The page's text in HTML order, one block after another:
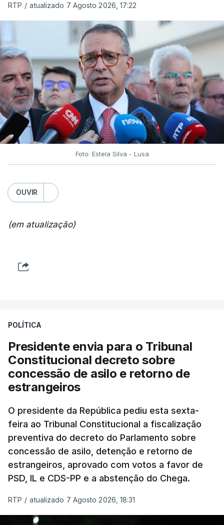
RTP / atualizado 7 Agosto 2026, 17:22
Foto: Estela Silva - Lusa
OUVIR
(em atualização)
POLÍTICA
Presidente envia para o Tribunal
Constitucional decreto sobre
concessão de asilo e retorno de
estrangeiros
O presidente da República pediu esta sexta-
feira ao Tribunal Constitucional a fiscalização
preventiva do decreto do Parlamento sobre
concessão de asilo, detenção e retorno de
estrangeiros, aprovado com votos a favor de
PSD, IL e CDS-PP e a abstenção do Chega.
RTP / atualizado 7 Agosto 2026, 18:31